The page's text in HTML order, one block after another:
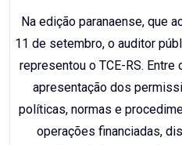
Na edição paranaense, que
11 de setembro, o auditor
representou o TCE-RS.
apresentação dos
políticas, normas e
operações financiadas,